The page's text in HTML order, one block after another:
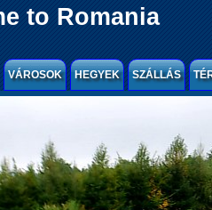
to Romania
VÁROSOK HEGYEK SZÁLLÁS